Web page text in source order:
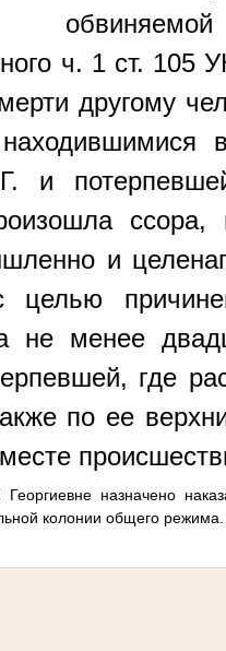
ч. 1 ст. 105
другому
в
и
ссора,
и
целью
не менее
где
по ее
назначено
колонии общего режима